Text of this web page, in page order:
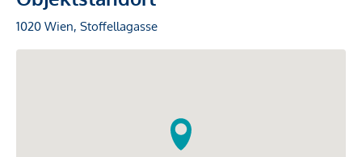
1020 Wien, Stoffellagasse